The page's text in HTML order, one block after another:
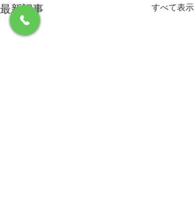
最新記事 すべて表示